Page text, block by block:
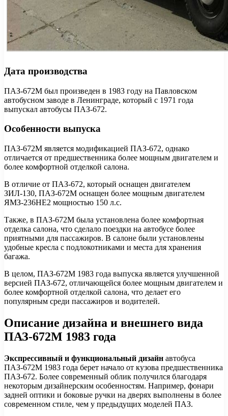
Дата производства
ПАЗ-672М был произведен в 1983 году на Павловском
автобусном заводе в Ленинграде, который с 1971 года
выпускал автобусы ПАЗ-672.
Особенности выпуска
ПАЗ-672М является модификацией ПАЗ-672, однако
отличается от предшественника более мощным двигателем и
более комфортной отделкой салона.
В отличие от ПАЗ-672, который оснащен двигателем
ЗИЛ-130, ПАЗ-672М оснащен более мощным двигателем
ЯМЗ-236НЕ2 мощностью 150 л.с.
Также, в ПАЗ-672М была установлена более комфортная
отделка салона, что сделало поездки на автобусе более
приятными для пассажиров. В салоне были установлены
удобные кресла с подлокотниками и места для хранения
багажа.
В целом, ПАЗ-672М 1983 года выпуска является улучшенной
версией ПАЗ-672, отличающейся более мощным двигателем и
более комфортной отделкой салона, что делает его
популярным среди пассажиров и водителей.
Описание дизайна и внешнего вида
ПАЗ-672М 1983 года
Экспрессивный и функциональный дизайн автобуса
ПАЗ-672М 1983 года берет начало от кузова предшественника
ПАЗ-672. Более современный облик получился благодаря
некоторым дизайнерским особенностям. Например, фонари
задней оптики и боковые ручки на дверях выполнены в более
современном стиле, чем у предыдущих моделей ПАЗ.